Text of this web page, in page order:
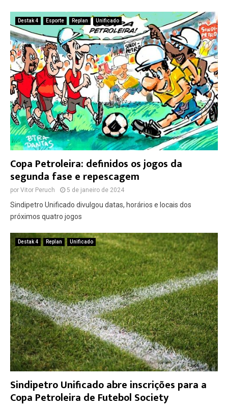
Destak 4 Esporte Replan Unificado
Copa Petroleira: definidos os jogos da
segunda fase e repescagem
por Vitor Peruch 5 de janeiro de 2024
Sindipetro Unificado divulgou datas, horários e locais dos
próximos quatro jogos
Destak 4 Replan Unificado
Sindipetro Unificado abre inscrições para a
Copa Petroleira de Futebol Society